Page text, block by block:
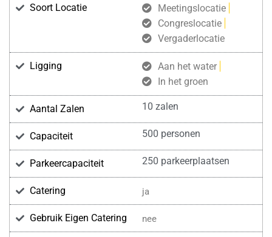
Soort Locatie
Meetingslocatie
Congreslocatie
Vergaderlocatie
Ligging
Aan het water
In het groen
Aantal Zalen 10 zalen
Capaciteit 500 personen
Parkeercapaciteit 250 parkeerplaatsen
Catering ja
Gebruik Eigen Catering nee